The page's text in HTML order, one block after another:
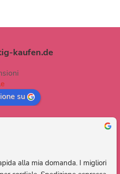
kaufen.de
e
su
alla mia domanda. I migliori